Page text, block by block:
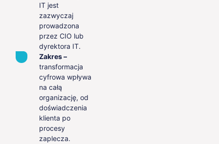
IT jest
zazwyczaj
prowadzona
przez CIO lub
dyrektora IT.
Zakres –
transformacja
cyfrowa wpływa
na całą
organizację, od
doświadczenia
klienta po
procesy
zaplecza.